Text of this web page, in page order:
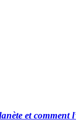
et comment